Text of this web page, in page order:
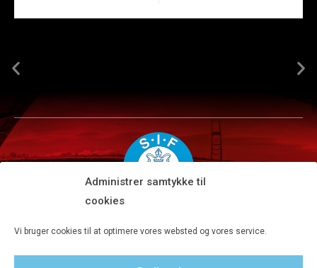
Administrer samtykke til
cookies
Vi bruger cookies til at optimere vores websted og vores service.
Tlf 8680 4477 · Fax 8680 4647 · Kontortid man-fre kl. 9-15